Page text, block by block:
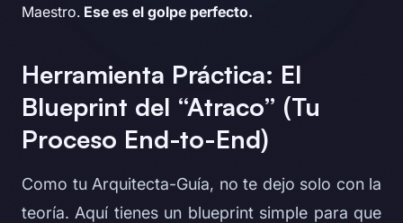
Maestro. Ese es el golpe perfecto.
Herramienta Práctica: El
Blueprint del “Atraco” (Tu
Proceso End-to-End)
Como tu Arquitecta-Guía, no te dejo solo con la
teoría. Aquí tienes un blueprint simple para que